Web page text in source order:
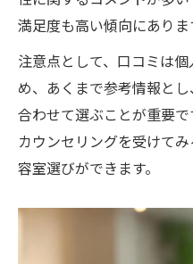
満足度も高い傾向にありま
注意点として、口コミは
め、あくまで参考情報と
合わせて選ぶことが重要
カウンセリングを受けて
容室選びができます。